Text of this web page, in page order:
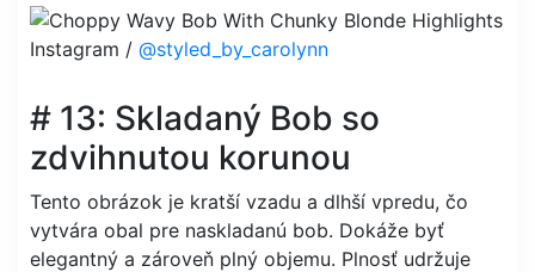
Instagram / @styled_by_carolynn
# 13: Skladaný Bob so
zdvihnutou korunou
Tento obrázok je kratší vzadu a dlhší vpredu, čo
vytvára obal pre naskladanú bob. Dokáže byť
elegantný a zároveň plný objemu. Plnosť udržuje